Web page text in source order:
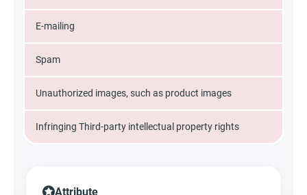
E-mailing
Spam
Unauthorized images, such as product images
Infringing Third-party intellectual property rights
Attribute